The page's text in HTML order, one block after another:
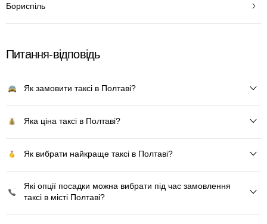
Бориспіль
Питання-відповідь
Як замовити таксі в Полтаві?
Яка ціна таксі в Полтаві?
Як вибрати найкраще таксі в Полтаві?
Які опції посадки можна вибрати під час замовлення
таксі в місті Полтаві?